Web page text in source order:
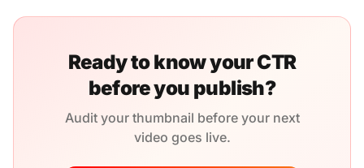
Ready to know your CTR
before you publish?
Audit your thumbnail before your next
video goes live.